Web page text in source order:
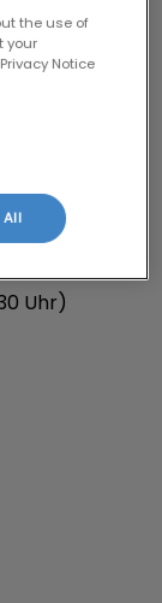
Uhr)
Uhr)
Uhr)
Uhr)
the use of
your
Notice